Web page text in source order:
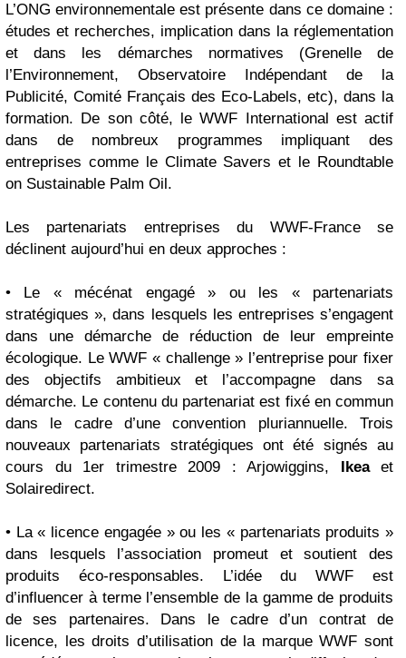
L’ONG environnementale est présente dans ce domaine :
études et recherches, implication dans la réglementation
et dans les démarches normatives (Grenelle de
l’Environnement, Observatoire Indépendant de la
Publicité, Comité Français des Eco-Labels, etc), dans la
formation. De son côté, le WWF International est actif
dans de nombreux programmes impliquant des
entreprises comme le Climate Saverset le Roundtable
on Sustainable Palm Oil.
Les partenariats entreprises du WWF-France se
déclinent aujourd’hui en deux approches :
• Le « mécénat engagé » ou les « partenariats
stratégiques», dans lesquels les entreprises s’engagent
dans une démarche de réduction de leur empreinte
écologique. Le WWF « challenge » l’entreprise pour fixer
des objectifs ambitieux et l’accompagne dans sa
démarche. Le contenu du partenariat est fixé en commun
dans le cadre d’une convention pluriannuelle. Trois
nouveaux partenariats stratégiques ont été signés au
cours du 1er trimestre 2009 : Arjowiggins, Ikeaet
Solairedirect.
• La « licence engagée» ou les « partenariats produits »
dans lesquels l’association promeut et soutient des
produits éco-responsables. L’idée du WWF est
d’influencer à terme l’ensemble de la gamme de produits
de ses partenaires. Dans le cadre d’un contrat de
licence, les droits d’utilisation de la marque WWF sont